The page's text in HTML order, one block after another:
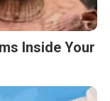
Inside Your